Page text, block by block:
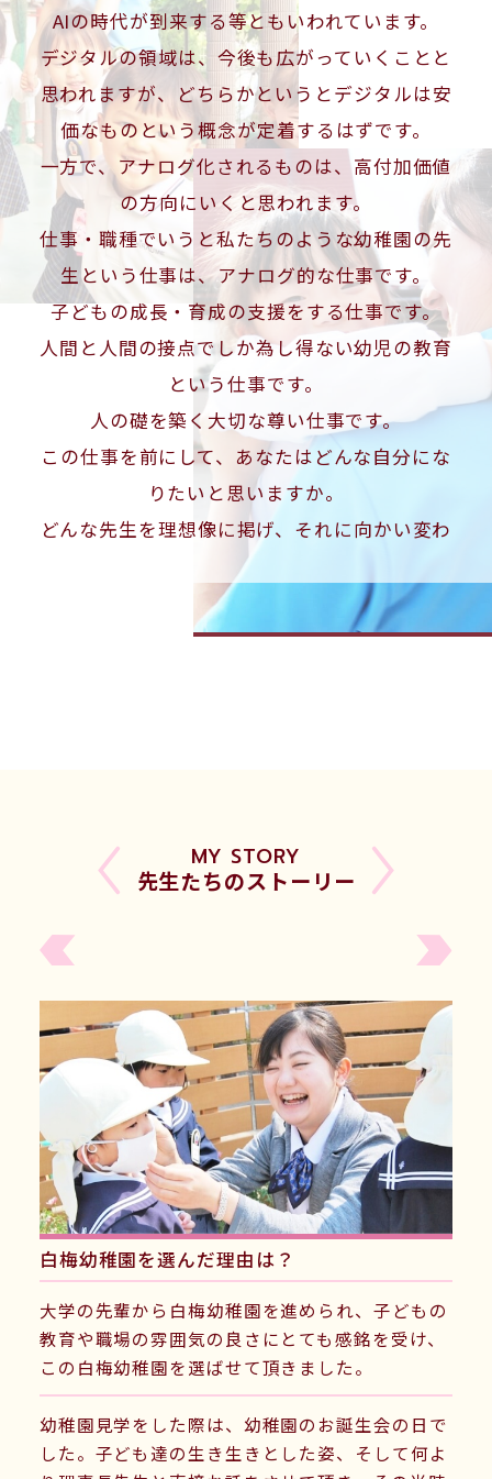
AIの時代が到来する等ともいわれています。
デジタルの領域は、今後も広がっていくことと
思われますが、 どちらかというとデジタルは安
価なものという概念が定着するはずです。
一方で、アナログ化されるものは、高付加価値
の方向にいくと思われます。
仕事・職種でいうと私たちのような幼稚園の先
生という仕事は、アナログ的な仕事です。
子どもの成長・育成の支援をする仕事です。
人間と人間の接点でしか為し得ない幼児の教育
という仕事です。
人の礎を築く大切な尊い仕事です。
この仕事を前にして、あなたはどんな自分にな
りたいと思いますか。
どんな先生を理想像に掲げ、それに向かい変わ
り続けられますか。
その昔、アメリカの大統領にジョンFケネディと
世の中には、2つの種類の人間がいるといわれま
「誰かが何かをやってくれるのを待つ人」
「自分が何をして、変われるか行動する人」
大切なことは、周りが自分に何をしてくれるか
ではなく、自分が周りに対して何ができるかで
す。
社会人になるということ、幼稚園の先生になる
ということは、これまでの自分を一旦 ALL
CLEARにすること。それまでの栄光も挫折もす
べて一旦リセットして、スタ－トする。
つまり、理想の自分を演じることができる絶好
の機会なんですね。この機会に地域一番の白梅
幼稚園で、こう思われたい、こうなりたいって思
う先生を演じていく、 真摯に演じる自分は必ず
本物の自分=プロ中のプロになれるのです。
MY STORY
先生たちのストーリー
白梅幼稚園を選んだ理由は？
大学の先輩から白梅幼稚園を進められ、子どもの
教育や職場の雰囲気の良さにとても感銘を受け、
この白梅幼稚園を選ばせて頂きました。
幼稚園見学をした際は、幼稚園のお誕生会の日で
した。子ども達の生き生きとした姿、そして何よ